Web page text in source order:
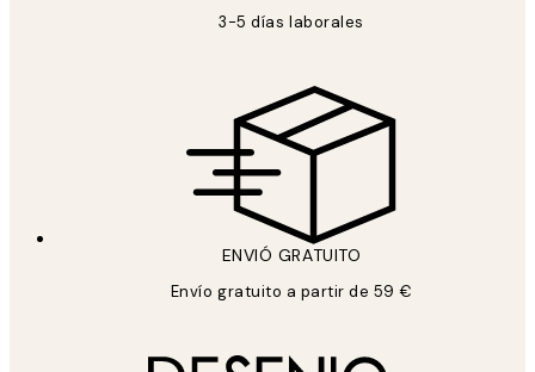
3-5 días laborales
ENVIÓ GRATUITO
Envío gratuito a partir de 59 €